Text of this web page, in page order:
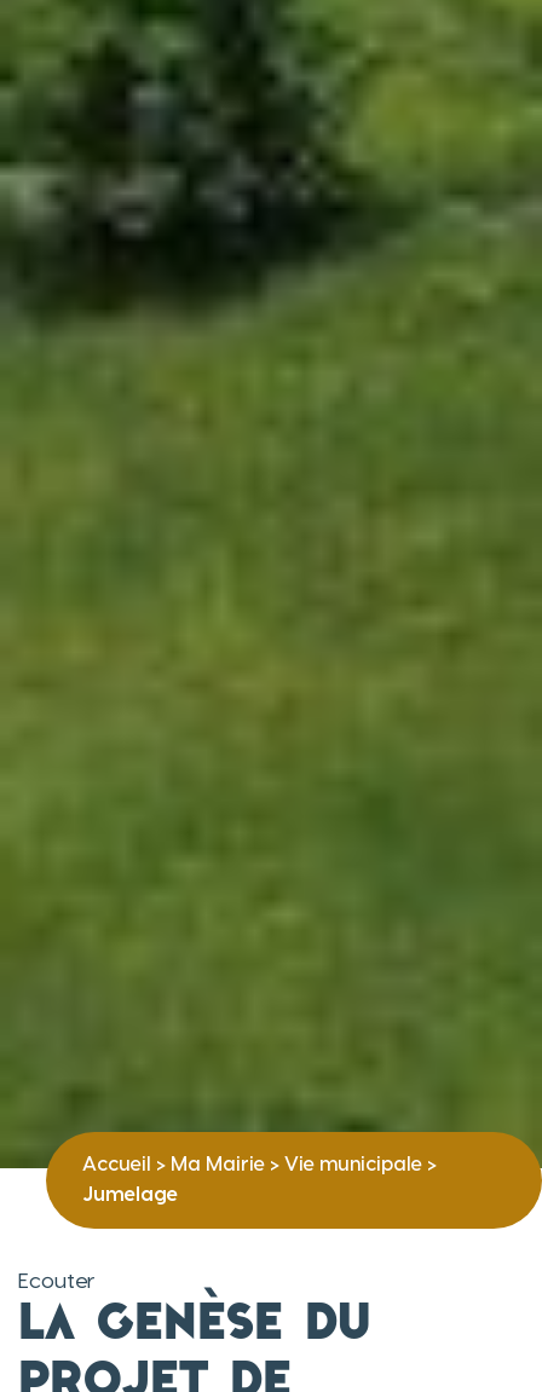
Accueil > Ma Mairie > Vie municipale >
Jumelage
Ecouter
La genèse du
projet de